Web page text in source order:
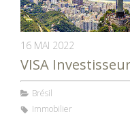
16 MAI 2022
VISA
Brésil
Immobilier